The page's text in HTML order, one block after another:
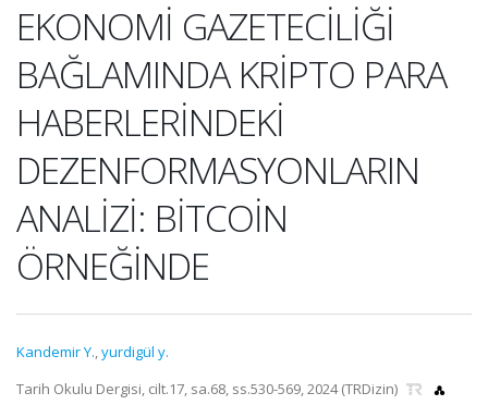
EKONOMİ GAZETECİLİĞİ
BAĞLAMINDA KRİPTO PARA
HABERLERİNDEKİ
DEZENFORMASYONLARIN
ANALİZİ: BİTCOİN
ÖRNEĞİNDE
Kandemir Y.,yurdigül y.
Tarih Okulu Dergisi, cilt.17, sa.68, ss.530-569, 2024 (TRDizin)